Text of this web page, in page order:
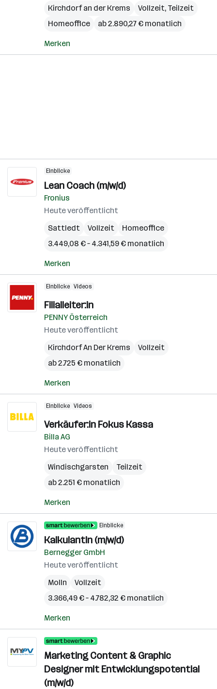
Kirchdorf an der Krems
Vollzeit, Teilzeit
Homeoffice
ab 2.890,27 € monatlich
Merken
Einblicke
Lean Coach (m/w/d)
Fronius
Heute veröffentlicht
Sattledt
Vollzeit
Homeoffice
3.449,08 € – 4.341,59 € monatlich
Merken
Einblicke Videos
Filialleiter:in
PENNY Österreich
Heute veröffentlicht
Kirchdorf An Der Krems
Vollzeit
ab 2.725 € monatlich
Merken
Einblicke Videos
Verkäufer:in Fokus Kassa
Billa AG
Heute veröffentlicht
Windischgarsten
Teilzeit
ab 2.251 € monatlich
Merken
Einblicke
KalkulantIn (m/w/d)
Bernegger GmbH
Heute veröffentlicht
Molln
Vollzeit
3.366,49 € – 4.782,32 € monatlich
Merken
Marketing Content & Graphic
Designer mit Entwicklungspotential
(m/w/d)